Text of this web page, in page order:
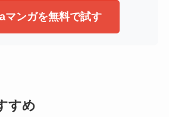
マンガを無料で試す
すめ